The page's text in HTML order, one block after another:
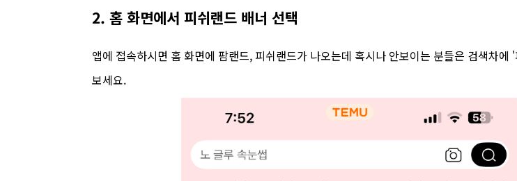
2. 홈 화면에서 피쉬랜드 배너 선택
앱에 접속하시면 홈 화면에 팜랜드, 피쉬랜드가 나오는데 혹시나 안보이는 분들은 검색차에
보세요.